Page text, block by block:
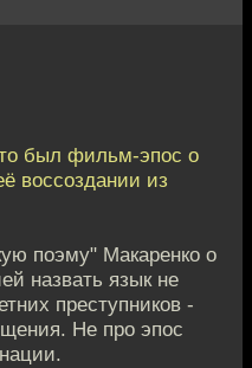
был фильм-эпос о
воссоздании из
поэму" Макаренко о
назвать язык не
преступников -
Не про эпос